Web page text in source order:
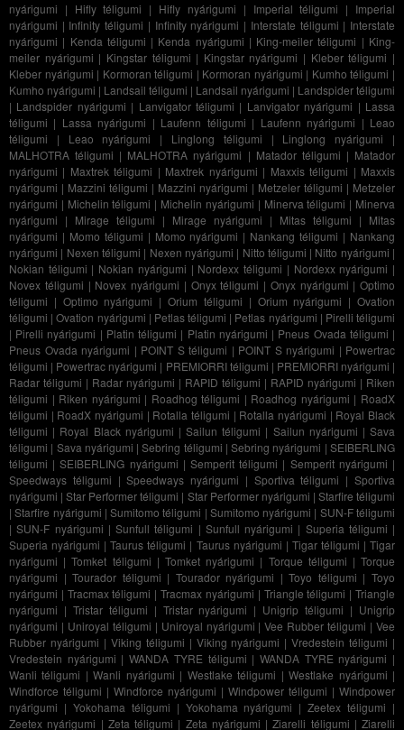
nyárigumi | Hifly téligumi | Hifly nyárigumi | Imperial téligumi | Imperial
nyárigumi | Infinity téligumi | Infinity nyárigumi | Interstate téligumi | Interstate
nyárigumi | Kenda téligumi | Kenda nyárigumi | King-meiler téligumi | King-
meiler nyárigumi | Kingstar téligumi | Kingstar nyárigumi | Kleber téligumi |
Kleber nyárigumi | Kormoran téligumi | Kormoran nyárigumi | Kumho téligumi |
Kumho nyárigumi | Landsail téligumi | Landsail nyárigumi | Landspider téligumi
| Landspider nyárigumi | Lanvigator téligumi | Lanvigator nyárigumi | Lassa
téligumi | Lassa nyárigumi | Laufenn téligumi | Laufenn nyárigumi | Leao
téligumi | Leao nyárigumi | Linglong téligumi | Linglong nyárigumi |
MALHOTRA téligumi | MALHOTRA nyárigumi | Matador téligumi | Matador
nyárigumi | Maxtrek téligumi | Maxtrek nyárigumi | Maxxis téligumi | Maxxis
nyárigumi | Mazzini téligumi | Mazzini nyárigumi | Metzeler téligumi | Metzeler
nyárigumi | Michelin téligumi | Michelin nyárigumi | Minerva téligumi | Minerva
nyárigumi | Mirage téligumi | Mirage nyárigumi | Mitas téligumi | Mitas
nyárigumi | Momo téligumi | Momo nyárigumi | Nankang téligumi | Nankang
nyárigumi | Nexen téligumi | Nexen nyárigumi | Nitto téligumi | Nitto nyárigumi |
Nokian téligumi | Nokian nyárigumi | Nordexx téligumi | Nordexx nyárigumi |
Novex téligumi | Novex nyárigumi | Onyx téligumi | Onyx nyárigumi | Optimo
téligumi | Optimo nyárigumi |Orium téligumi | Orium nyárigumi |Ovation
téligumi |Ovation nyárigumi | Petlas téligumi | Petlas nyárigumi | Pirelli téligumi
| Pirelli nyárigumi | Platin téligumi | Platin nyárigumi | Pneus Ovada téligumi |
Pneus Ovada nyárigumi | POINT S téligumi | POINT S nyárigumi | Powertrac
téligumi | Powertrac nyárigumi | PREMIORRI téligumi | PREMIORRI nyárigumi |
Radar téligumi | Radar nyárigumi | RAPID téligumi | RAPID nyárigumi | Riken
téligumi | Riken nyárigumi | Roadhog téligumi | Roadhog nyárigumi | RoadX
téligumi | RoadX nyárigumi | Rotalla téligumi | Rotalla nyárigumi | Royal Black
téligumi | Royal Black nyárigumi |Sailun téligumi | Sailun nyárigumi |Sava
téligumi | Sava nyárigumi |Sebring téligumi |Sebring nyárigumi |SEIBERLING
téligumi |SEIBERLING nyárigumi |Semperit téligumi | Semperit nyárigumi |
Speedways téligumi |Speedways nyárigumi | Sportiva téligumi |Sportiva
nyárigumi |Star Performer téligumi | Star Performer nyárigumi | Starfire téligumi
|Starfire nyárigumi |Sumitomo téligumi | Sumitomo nyárigumi | SUN-F téligumi
|SUN-F nyárigumi | Sunfull téligumi | Sunfull nyárigumi | Superia téligumi |
Superia nyárigumi |Taurus téligumi | Taurus nyárigumi | Tigar téligumi |Tigar
nyárigumi |Tomket téligumi | Tomket nyárigumi | Torque téligumi |Torque
nyárigumi |Tourador téligumi | Tourador nyárigumi |Toyo téligumi |Toyo
nyárigumi | Tracmax téligumi |Tracmax nyárigumi | Triangle téligumi |Triangle
nyárigumi | Tristar téligumi | Tristar nyárigumi | Unigrip téligumi | Unigrip
nyárigumi | Uniroyal téligumi | Uniroyal nyárigumi |Vee Rubber téligumi |Vee
Rubber nyárigumi | Viking téligumi | Viking nyárigumi |Vredestein téligumi |
Vredestein nyárigumi |WANDA TYRE téligumi | WANDA TYRE nyárigumi |
Wanli téligumi |Wanli nyárigumi | Westlake téligumi |Westlake nyárigumi |
Windforce téligumi | Windforce nyárigumi | Windpower téligumi | Windpower
nyárigumi | Yokohama téligumi | Yokohama nyárigumi |Zeetex téligumi |
Zeetex nyárigumi | Zeta téligumi | Zeta nyárigumi |Ziarelli téligumi | Ziarelli